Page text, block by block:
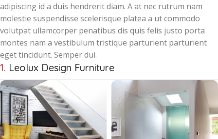
adipiscing id a duis hendrerit diam. A at nec rutrum nam
molestie suspendisse scelerisque platea a ut commodo
volutpat ullamcorper penatibus dis quis felis justo porta
montes nam a vestibulum tristique parturient parturient
eget tincidunt. Semper dui.
1. Leolux Design Furniture